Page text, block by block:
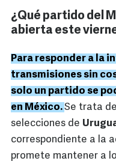
¿Qué partido del
abierta este
Para responder a la
transmisiones sin
solo un partido se
en México.Se trata
selecciones de
correspondiente a la
promete mantener a